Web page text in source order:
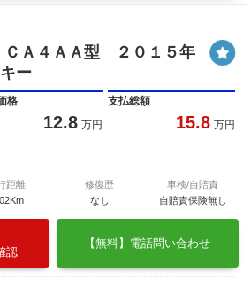
Ａ４ＡＡ型 ２０１５年
ー
格
12.8 万円
支払総額
15.8 万円
距離
修復歴
なし
車検/自賠責
自賠責保険無し
認
【無料】電話問い合わせ